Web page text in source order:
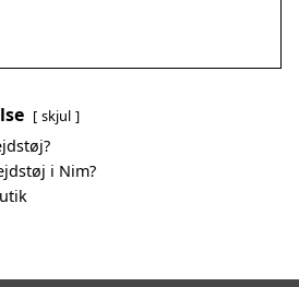
skjul
i Nim?